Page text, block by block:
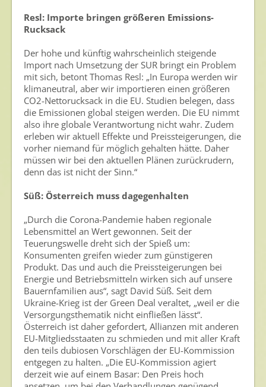
Resl: Importe bringen größeren Emissions-
Rucksack
Der hohe und künftig wahrscheinlich steigende
Import nach Umsetzung der SUR bringt ein Problem
mit sich, betont Thomas Resl: „In Europa werden wir
klimaneutral, aber wir importieren einen größeren
CO2-Nettorucksack in die EU. Studien belegen, dass
die Emissionen global steigen werden. Die EU nimmt
also ihre globale Verantwortung nicht wahr. Zudem
erleben wir aktuell Effekte und Preissteigerungen, die
vorher niemand für möglich gehalten hätte. Daher
müssen wir bei den aktuellen Plänen zurückrudern,
denn das ist nicht der Sinn.“
Süß: Österreich muss dagegenhalten
„Durch die Corona-Pandemie haben regionale
Lebensmittel an Wert gewonnen. Seit der
Teuerungswelle dreht sich der Spieß um:
Konsumenten greifen wieder zum günstigeren
Produkt. Das und auch die Preissteigerungen bei
Energie und Betriebsmitteln wirken sich auf unsere
Bauernfamilien aus“, sagt David Süß. Seit dem
Ukraine-Krieg ist der Green Deal veraltet, „weil er die
Versorgungsthematik nicht einfließen lässt“.
Österreich ist daher gefordert, Allianzen mit anderen
EU-Mitgliedsstaaten zu schmieden und mit aller Kraft
den teils dubiosen Vorschlägen der EU-Kommission
entgegen zu halten. „Die EU-Kommission agiert
derzeit wie auf einem Basar: Den Preis hoch